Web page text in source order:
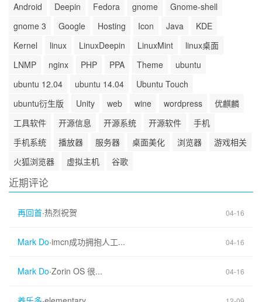
Android Deepin Fedora gnome
Gnome-shell
gnome 3
Google Hosting Icon Java
KDE
Kernel
linux LinuxDeepin LinuxMint
linux桌面
LNMP
nginx PHP PPA Theme
ubuntu
ubuntu 12.04
ubuntu 14.04
Ubuntu Touch
ubuntu衍生版
Unity web wine wordpress
优麒麟
工具软件
开源信息 开源系统 开源软件
手机
手机系统
播放器 服务器 桌面美化 浏览器
游戏相关
火狐浏览器
虚拟主机 谷歌
近期评论
再回首·热烈祝贺 04-16
Mark Do·imcn成功拥抱人工... 04-16
Mark Do·Zorin OS 很... 04-16